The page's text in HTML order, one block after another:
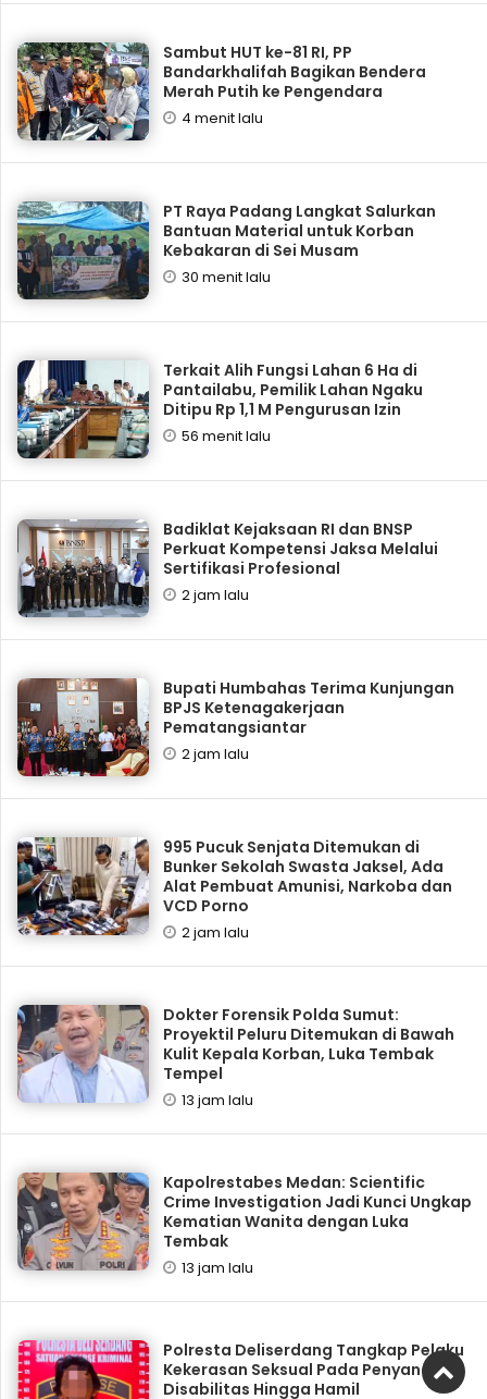
Sambut HUT ke-81 RI, PP
Bandarkhalifah Bagikan Bendera
Merah Putih ke Pengendara
4 menit lalu
PT Raya Padang Langkat Salurkan
Bantuan Material untuk Korban
Kebakaran di Sei Musam
30 menit lalu
Terkait Alih Fungsi Lahan 6 Ha di
Pantailabu, Pemilik Lahan Ngaku
Ditipu Rp 1,1 M Pengurusan Izin
56 menit lalu
Badiklat Kejaksaan RI dan BNSP
Perkuat Kompetensi Jaksa Melalui
Sertifikasi Profesional
2 jam lalu
Bupati Humbahas Terima Kunjungan
BPJS Ketenagakerjaan
Pematangsiantar
2 jam lalu
995 Pucuk Senjata Ditemukan di
Bunker Sekolah Swasta Jaksel, Ada
Alat Pembuat Amunisi, Narkoba dan
VCD Porno
2 jam lalu
Dokter Forensik Polda Sumut:
Proyektil Peluru Ditemukan di Bawah
Kulit Kepala Korban, Luka Tembak
Tempel
13 jam lalu
Kapolrestabes Medan: Scientific
Crime Investigation Jadi Kunci Ungkap
Kematian Wanita dengan Luka
Tembak
13 jam lalu
Polresta Deliserdang Tangkap Pelaku
Kekerasan Seksual Pada Penyandang
Disabilitas Hingga Hamil